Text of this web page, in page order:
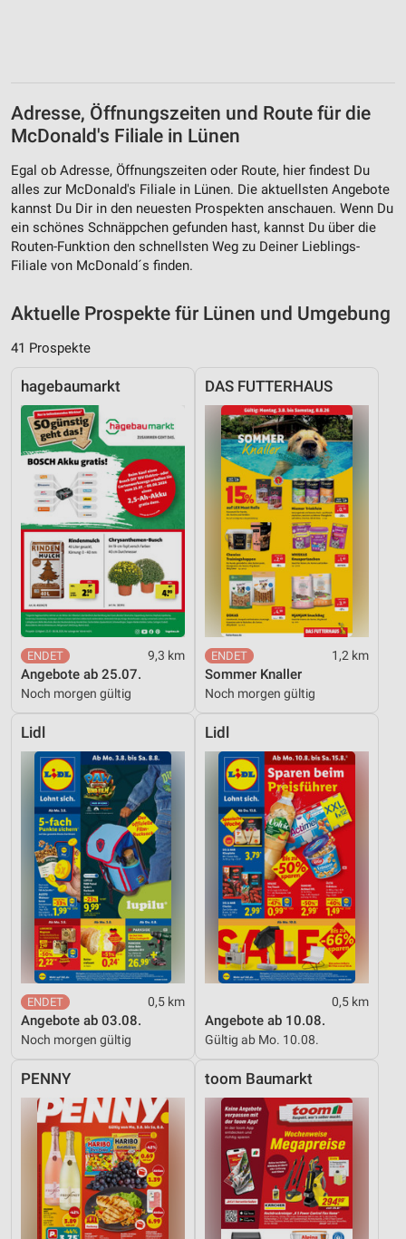
Adresse, Öffnungszeiten und Route für die
McDonald's Filiale in Lünen
Egal ob Adresse, Öffnungszeiten oder Route, hier findest Du
alles zur McDonald's Filiale in Lünen. Die aktuellsten Angebote
kannst Du Dir in den neuesten Prospekten anschauen. Wenn Du
ein schönes Schnäppchen gefunden hast, kannst Du über die
Routen-Funktion den schnellsten Weg zu Deiner Lieblings-
Filiale von McDonald´s finden.
Aktuelle Prospekte für Lünen und Umgebung
41 Prospekte
hagebaumarkt
9,3 km
Angebote ab 25.07.
Noch morgen gültig
DAS FUTTERHAUS
1,2 km
Sommer Knaller
Noch morgen gültig
Lidl
0,5 km
Angebote ab 03.08.
Noch morgen gültig
Lidl
0,5 km
Angebote ab 10.08.
Gültig ab Mo. 10.08.
PENNY toom Baumarkt